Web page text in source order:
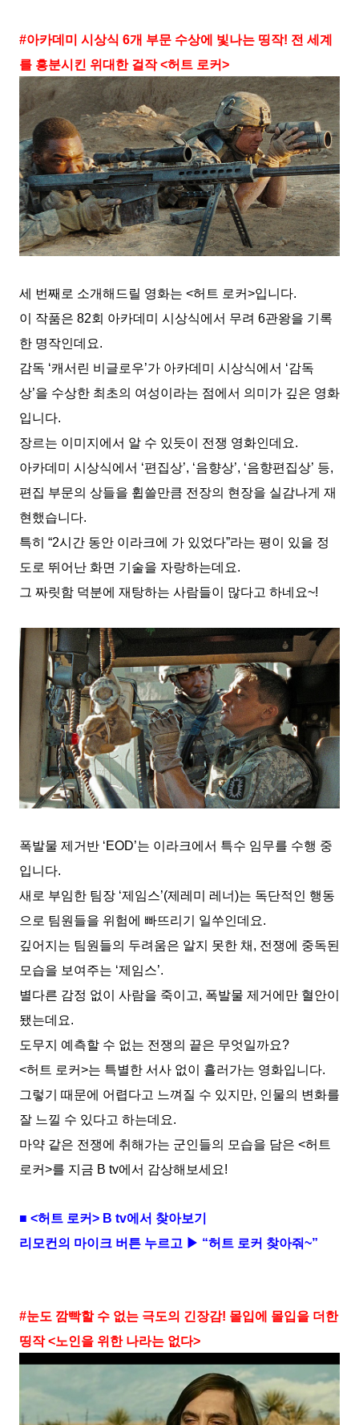
#아카데미 시상식 6개 부문 수상에 빛나는 띵작! 전 세계
를 흥분시킨 위대한 걸작 <허트 로커>
세 번째로 소개해드릴 영화는 <허트 로커>입니다.
이 작품은 82회 아카데미 시상식에서 무려 6관왕을 기록
한 명작인데요.
감독 ‘캐서린 비글로우’가 아카데미 시상식에서 ‘감독
상’을 수상한 최초의 여성이라는 점에서 의미가 깊은 영화
입니다.
장르는 이미지에서 알 수 있듯이 전쟁 영화인데요.
아카데미 시상식에서 ‘편집상’, ‘음향상’, ‘음향편집상’ 등,
편집 부문의 상들을 휩쓸만큼 전장의 현장을 실감나게 재
현했습니다.
특히 “2시간 동안 이라크에 가 있었다”라는 평이 있을 정
도로 뛰어난 화면 기술을 자랑하는데요.
그 짜릿함 덕분에 재탕하는 사람들이 많다고 하네요~!
폭발물 제거반 ‘EOD’는 이라크에서 특수 임무를 수행 중
입니다.
새로 부임한 팀장 ‘제임스’(제레미 레너)는 독단적인 행동
으로 팀원들을 위험에 빠뜨리기 일쑤인데요.
깊어지는 팀원들의 두려움은 알지 못한 채, 전쟁에 중독된
모습을 보여주는 ‘제임스’.
별다른 감정 없이 사람을 죽이고, 폭발물 제거에만 혈안이
됐는데요.
도무지 예측할 수 없는 전쟁의 끝은 무엇일까요?
<허트 로커>는 특별한 서사 없이 흘러가는 영화입니다.
그렇기 때문에 어렵다고 느껴질 수 있지만, 인물의 변화를
잘 느낄 수 있다고 하는데요.
마약 같은 전쟁에 취해가는 군인들의 모습을 담은 <허트
로커>를 지금 B tv에서 감상해보세요!
■ <허트 로커> B tv에서 찾아보기
리모컨의 마이크 버튼 누르고 ▶ “허트 로커 찾아줘~”
#눈도 깜빡할 수 없는 극도의 긴장감! 몰입에 몰입을 더한
띵작 <노인을 위한 나라는 없다>